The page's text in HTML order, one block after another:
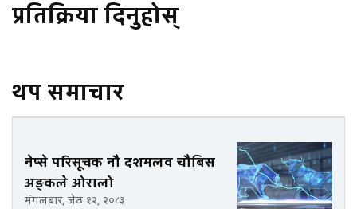
प्रतिक्रिया दिनुहोस्
थप समाचार
नेप्से परिसूचक नौ दशमलव चौबिस
अङ्कले ओरालो
मंगलबार, जेठ १२, २०८३